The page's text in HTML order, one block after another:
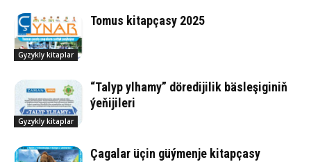
Gyzykly kitaplar
Tomus kitapçasy 2025
Gyzykly kitaplar
“Talyp ylhamy” döredijilik bäsleşiginiň
ýeňijileri
Çagalar üçin güýmenje kitapçasy